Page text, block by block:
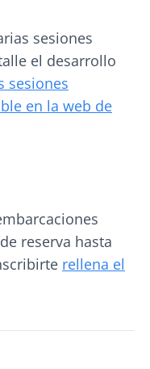
sesiones
el desarrollo
sesiones
en la web de
reserva hasta
rellena el